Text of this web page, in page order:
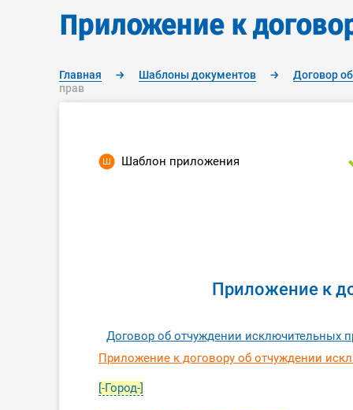
Приложение к
Главная → Шаблоны документов →
Договор
прав
Шаблон приложения
Приложение к
Договор об отчуждении исключительных
Приложение к договору об отчуждении
[-Город-]